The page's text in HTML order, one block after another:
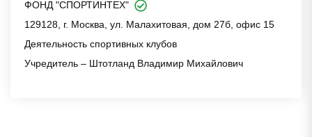
ФОНД "СПОРТИНТЕХ"
129128, г. Москва, ул. Малахитовая, дом 27б, офис 15
Деятельность спортивных клубов
Учредитель – Штотланд Владимир Михайлович